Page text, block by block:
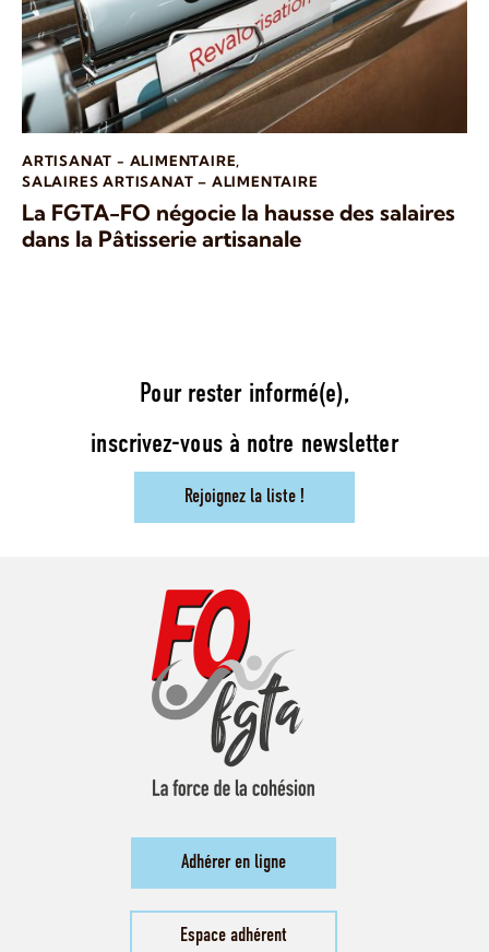
ARTISANAT - ALIMENTAIRE,
SALAIRES ARTISANAT – ALIMENTAIRE
La FGTA-FO négocie la hausse des salaires
dans la Pâtisserie artisanale
Pour rester informé(e),
inscrivez-vous à notre newsletter
Rejoignez la liste !
Adhérer en ligne
Espace adhérent